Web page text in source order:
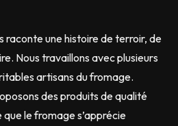
raconte une histoire de terroir, de
Nous travaillons avec plusieurs
artisans du fromage.
des produits de qualité
le fromage s’apprécie